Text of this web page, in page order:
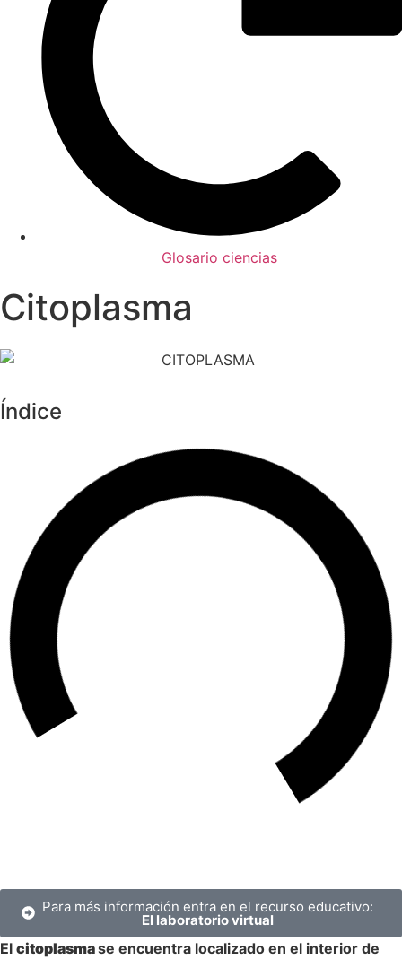
Glosario ciencias
Citoplasma
Índice
Para más información entra en el recurso educativo:
El laboratorio virtual
El citoplasmase encuentra localizado en el interior de